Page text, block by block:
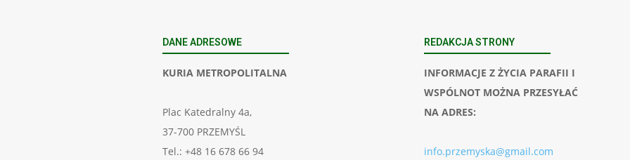
DANE ADRESOWE
KURIA METROPOLITALNA
Plac Katedralny 4a,
37-700 PRZEMYŚL
Tel.: +48 16 678 66 94
REDAKCJA STRONY
INFORMACJE Z ŻYCIA PARAFII I
WSPÓLNOT MOŻNA PRZESYŁAĆ
NA ADRES:
info.przemyska@gmail.com